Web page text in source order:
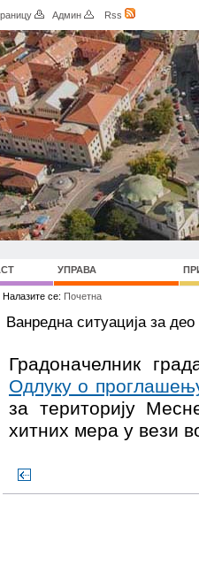
Админ Rss
УПРАВА
Налазите се: Почетна
Ванредна ситуација за део
Градоначелник
Одлуку о
за територију
хитних мера у вези